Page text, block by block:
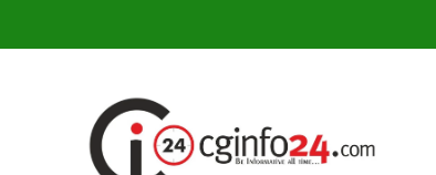
राष्ट्रीय टीम में चुनी गईं कांसाबेल की मधु सिदार और बोड़ला की गीता
आज का राशिफल 7 अगस्त 2026: इन राशियों की